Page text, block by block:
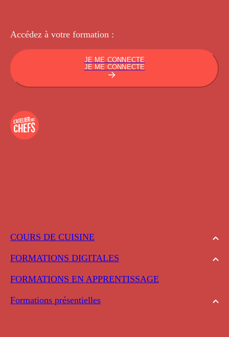
COURS DE CUISINE
FORMATIONS DIGITALES
FORMATIONS EN APPRENTISSAGE
Formations présentielles
Accédez à votre formation :
JE ME CONNECTE
JE ME CONNECTE